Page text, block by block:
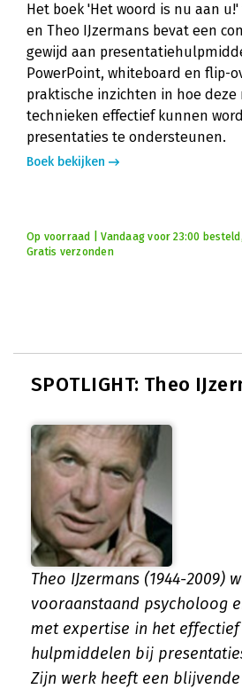
Het boek 'Het woord is nu aan
en Theo IJzermans bevat een
gewijd aan
PowerPoint, whiteboard en flip-
praktische inzichten in hoe
technieken effectief kunnen
presentaties te ondersteunen.
Boek bekijken
Op voorraad | Vandaag voor 23:00
Gratis verzonden
SPOTLIGHT: Theo
Theo IJzermans (1944-2009)
vooraanstaand psycholoog
met expertise in het
hulpmiddelen bij
Zijn werk heeft een